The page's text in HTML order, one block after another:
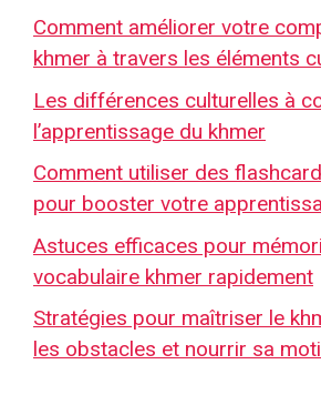
Comment améliorer votre
khmer à travers les éléments
Les différences culturelles à
l’apprentissage du khmer
Comment utiliser des
pour booster votre
Astuces efficaces pour
vocabulaire khmer rapidement
Stratégies pour maîtriser le
les obstacles et nourrir sa